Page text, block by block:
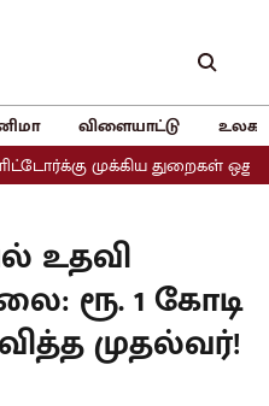
விளையாட்டு
துறைகள் ஒதுக்கீடு
உதவி
ரூ. 1 கோடி
முதல்வர்!